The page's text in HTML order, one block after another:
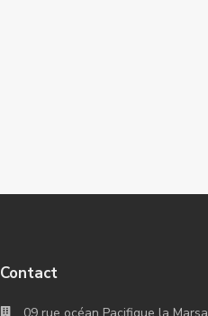
Contact
09 rue océan Pacifique la Marsa